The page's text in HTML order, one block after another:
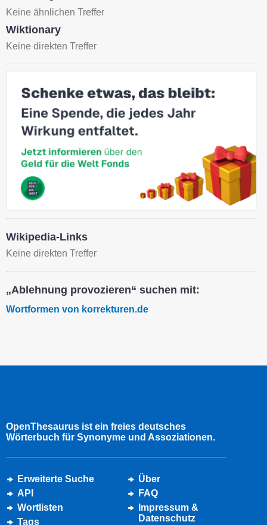
Keine ähnlichen Treffer
Wiktionary
Keine direkten Treffer
Wikipedia-Links
Keine direkten Treffer
„Ablehnung provozieren“ suchen mit:
Wortformen von korrekturen.de
OpenThesaurus ist ein freies deutsches
Wörterbuch für Synonyme und Assoziationen.
Erweiterte Suche
API
Wortlisten
Tags
Über
FAQ
Impressum &
Datenschutz